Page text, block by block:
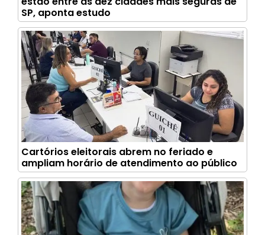
SP, aponta estudo
Cartórios eleitorais abrem no feriado e
ampliam horário de atendimento ao público